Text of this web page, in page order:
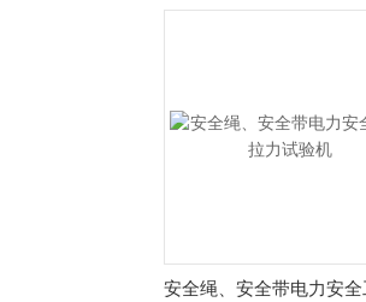
安全绳、安全带电力安